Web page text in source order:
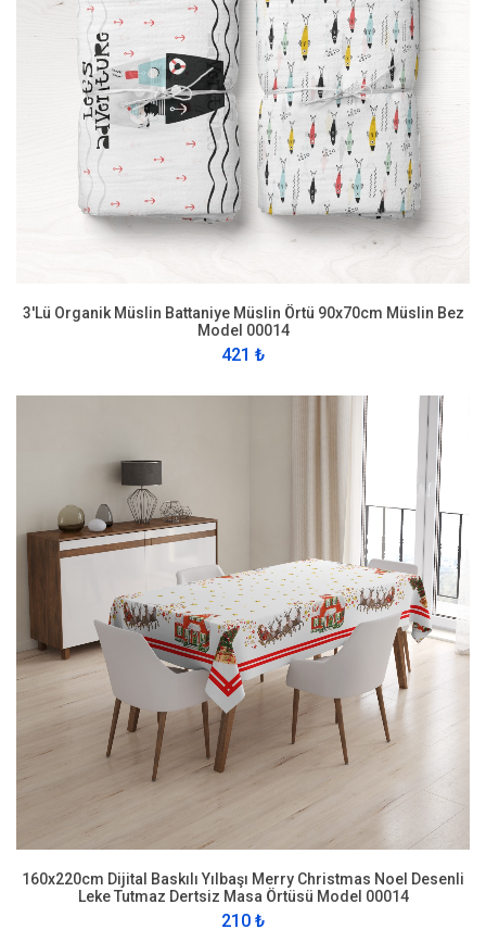
3'Lü Organik Müslin Battaniye Müslin Örtü 90x70cm Müslin Bez
Model 00014
421 ₺
160x220cm Dijital Baskılı Yılbaşı Merry Christmas Noel Desenli
Leke Tutmaz Dertsiz Masa Örtüsü Model 00014
210 ₺